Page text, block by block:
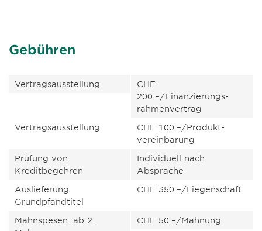
Gebühren
Vertragsausstellung
CHF
200.–/Finanzierungs­
rahmen­vertrag
Vertragsausstellung
CHF 100.–/Produkt­
vereinbarung
Prüfung von
Kreditbegehren
Individuell nach
Absprache
Auslieferung
Grundpfandtitel
CHF 350.–/Liegenschaft
Mahnspesen: ab 2.
CHF 50.–/Mahnung